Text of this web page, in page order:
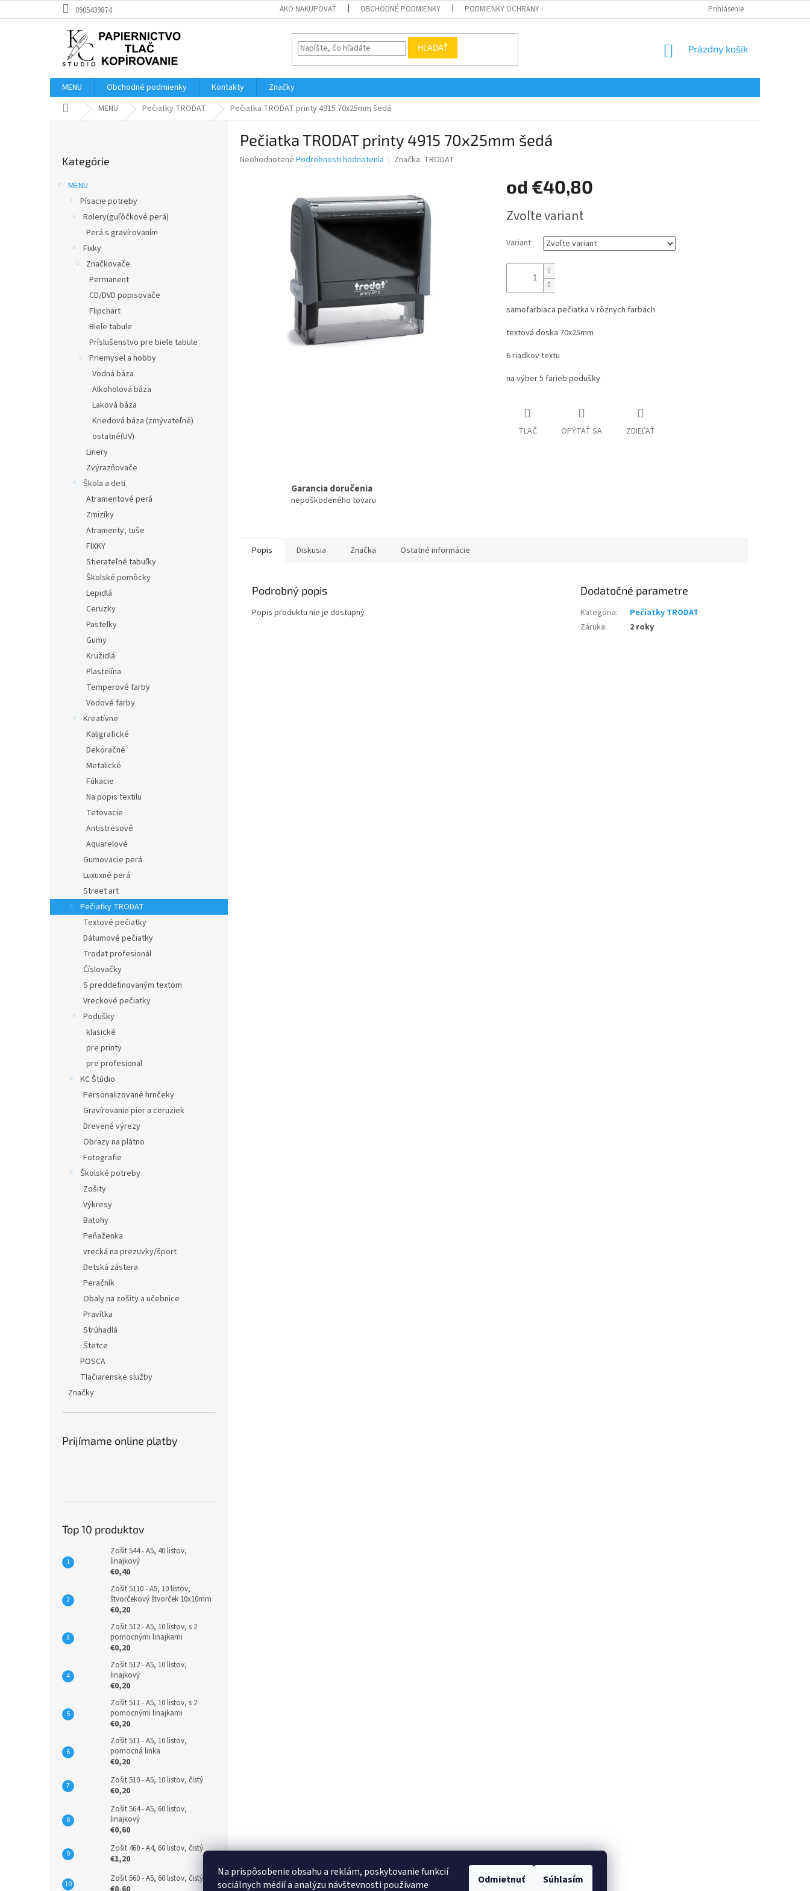
Na prispôsobenie obsahu a reklám, poskytovanie funkcií
sociálnych médií a analýzu návštevnosti používame
Odmietnuť Súhlasím
na
0905439874 AKO NAKUPOVAŤ OBCHODNÉ PODMIENKY PODMIENKY OCHRANY OSOBNÝCH ÚDAJOV Prihlásenie
HĽADAŤ
NÁKUPNÝ
Prázdny košík
MENU Obchodné podmienky Kontakty
Značky
DomovMENU Pečiatky TRODAT Pečiatka TRODAT printy 4915 70x25mm šedá
kategórie
Kategórie
MENU
Písacie potreby
Rolery(guľôčkové perá)
Perá s gravírovaním
Fixky
Značkovače
Permanent
CD/DVD popisovače
Flipchart
Biele tabule
Príslušenstvo pre biele tabule
Priemysel a hobby
Vodná báza
Alkoholová báza
Laková báza
Kriedová báza (zmývateľné)
ostatné(UV)
Linery
Zvýrazňovače
Škola a deti
Atramentové perá
Zmizíky
Atramenty, tuše
FIXKY
Stierateľné tabuľky
Školské pomôcky
Lepidlá
Ceruzky
Pastelky
Gumy
Kružidlá
Plastelína
Temperové farby
Vodové farby
Kreatívne
Kaligrafické
Dekoračné
Metalické
Fúkacie
Na popis textilu
Tetovacie
Antistresové
Aquarelové
Gumovacie perá
Luxuxné perá
Street art
Pečiatky TRODAT
Textové pečiatky
Dátumové pečiatky
Trodat profesionál
Číslovačky
S preddefinovaným textom
Vreckové pečiatky
Podušky
klasické
pre printy
pre profesional
KC Štúdio
Personalizované hrnčeky
Gravírovanie pier a ceruziek
Drevené výrezy
Obrazy na plátno
Fotografie
Školské potreby
Zošity
Výkresy
Batohy
Peňaženka
vrecká na prezuvky/šport
Detská zástera
Peračník
Obaly na zošity a učebnice
Pravítka
Strúhadlá
Štetce
POSCA
Tlačiarenske služby
Značky
Prijímame online platby
Top 10 produktov
Zošit 544 - A5, 40 listov,
linajkový
€0,40
Zošit 5110 - A5, 10 listov,
štvorčekový štvorček 10x10mm
€0,20
Zošit 512 - A5, 10 listov, s 2
pomocnými linajkami
€0,20
Zošit 512 - A5, 10 listov,
linajkový
€0,20
Zošit 511 - A5, 10 listov, s 2
pomocnými linajkami
€0,20
Zošit 511 - A5, 10 listov,
pomocná linka
€0,20
Zošit 510 - A5, 10 listov, čistý
€0,20
Zošit 564 - A5, 60 listov,
linajkový
€0,60
Zošit 460 - A4, 60 listov, čistý
€1,20
Zošit 560 - A5, 60 listov, čistý
Pečiatka TRODAT printy 4915 70x25mm šedá
Priemerné
Neohodnotené Podrobnosti hodnotenia Značka: TRODAT
od €40,80
cena:
Zvoľte variant
Variant
samofarbiaca pečiatka v rôznych farbách
textová doska 70x25mm
6 riadkov textu
na výber 5 farieb podušky
TLAČ OPÝTAŤ SA ZDIEĽAŤ
Garancia doručenia
nepoškodeného tovaru
Popis Diskusia Značka Ostatné informácie
Podrobný popis
Popis produktu nie je dostupný
Dodatočné parametre
Kategória:
Pečiatky TRODAT
Záruka: 2 roky